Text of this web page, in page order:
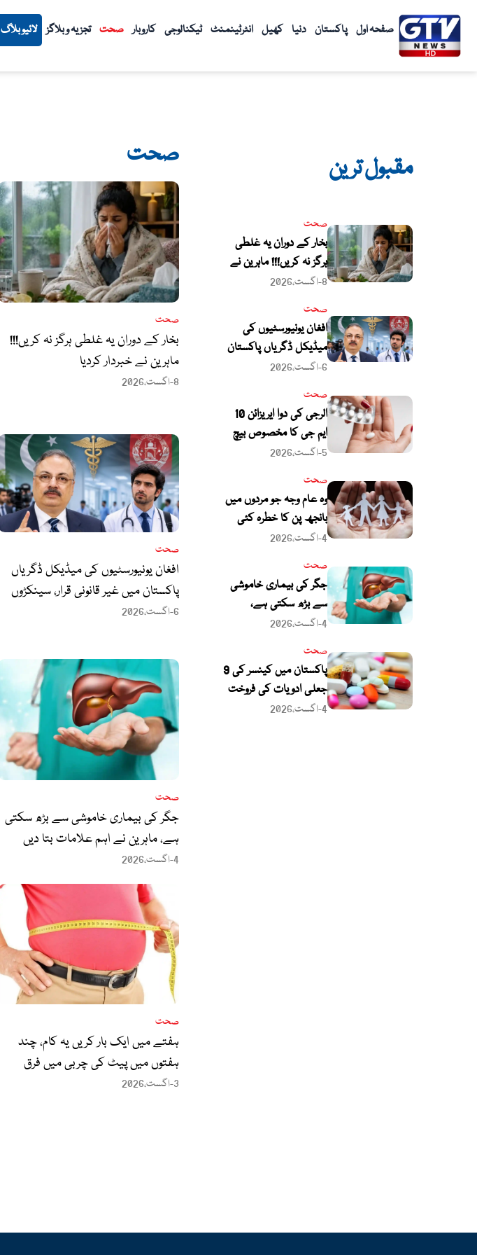
صفحہ اول پاکستان دنیا کھیل انٹرٹینمنٹ ٹیکنالوجی کاروبار صحت تجزیہ و بلاگز لائیو بلاگ
مقبول ترین
صحت
بخار کے دوران یہ غلطی
ہرگز نہ کریں!!! ماہرین نے
خبردار کردیا
8-اگست،2026
صحت
افغان یونیورسٹیوں کی
میڈیکل ڈگریاں پاکستان
میں غیر قانونی قرار،
کا مستقبل داؤ پر لگ گیا
6-اگست،2026
صحت
الرجی کی دوا ایریزائن 10
ایم جی کا مخصوص بیچ
غیر معیاری قرار، شہریوں
5-اگست،2026
صحت
وہ عام وجہ جو مردوں میں
بانجھ پن کا خطرہ کئی
گنا بڑھا سکتی ہے؛
4-اگست،2026
صحت
جگر کی بیماری خاموشی
سے بڑھ سکتی ہے،
ماہرین نے اہم علامات بتا
4-اگست،2026
صحت
پاکستان میں کینسر کی 9
جعلی ادویات کی فروخت
کا انکشاف، ڈریپ کا بڑا
4-اگست،2026
صحت
صحت
بخار کے دوران یہ غلطی ہرگز نہ کریں!!!
ماہرین نے خبردار کردیا
8-اگست،2026
صحت
افغان یونیورسٹیوں کی میڈیکل ڈگریاں
پاکستان میں غیر قانونی قرار، سینکڑوں
پاکستانی طلبا کا مستقبل داؤ پر لگ گیا
6-اگست،2026
صحت
جگر کی بیماری خاموشی سے بڑھ سکتی
ہے، ماہرین نے اہم علامات بتا دیں
4-اگست،2026
صحت
ہفتے میں ایک بار کریں یہ کام، چند
ہفتوں میں پیٹ کی چربی میں فرق
محسوس کریں
3-اگست،2026